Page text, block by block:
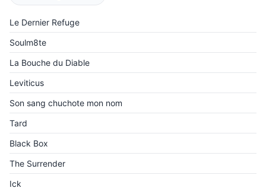
Le Dernier Refuge
Soulm8te
La Bouche du Diable
Leviticus
Son sang chuchote mon nom
Tard
Black Box
The Surrender
Ick